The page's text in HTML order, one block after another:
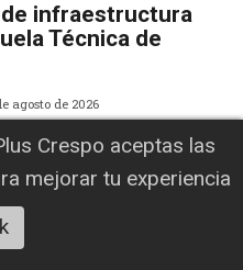
infraestructura
Técnica de
agosto de 2026
del tanque de agua,
en distintos sectores
a los 30 millones de
Crespo aceptas las
mejorar tu experiencia